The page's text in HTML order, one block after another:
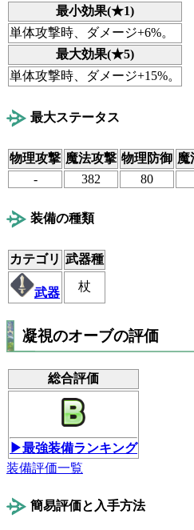
最小効果(★1)
単体攻撃時、ダメージ+6%。
最大効果(★5)
単体攻撃時、ダメージ+15%。
最大ステータス
物理攻撃 魔法攻撃 物理防御 魔
-
382 80
装備の種類
カテゴリ 武器種
武器 杖
凝視のオーブの評価
総合評価
▶最強装備ランキング
装備評価一覧
簡易評価と入手方法